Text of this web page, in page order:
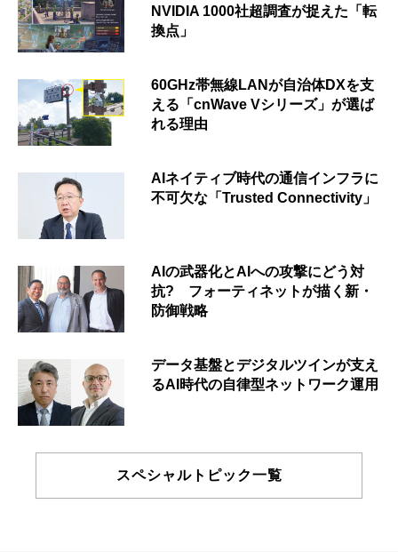
NVIDIA 1000社超調査が捉えた「転
換点」
60GHz帯無線LANが自治体DXを支
える「cnWave Vシリーズ」が選ば
れる理由
AIネイティブ時代の通信インフラに
不可欠な「Trusted Connectivity」
AIの武器化とAIへの攻撃にどう対
抗? フォーティネットが描く新・
防御戦略
データ基盤とデジタルツインが支え
るAI時代の自律型ネットワーク運用
スペシャルトピック一覧